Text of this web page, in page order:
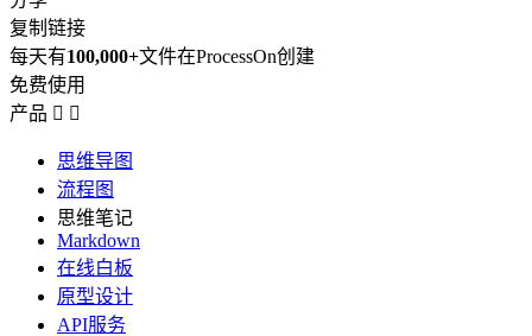
复制链接
每天有100,000+文件在ProcessOn创建
免费使用
产品  
思维导图
流程图
思维笔记
Markdown
在线白板
原型设计
API服务